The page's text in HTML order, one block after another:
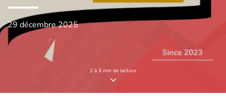
29 décembre 2025
2 à 3 min de lecture